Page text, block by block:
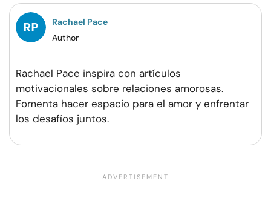
Rachael Pace
Author
Rachael Pace inspira con artículos
motivacionales sobre relaciones amorosas.
Fomenta hacer espacio para el amor y enfrentar
los desafíos juntos.